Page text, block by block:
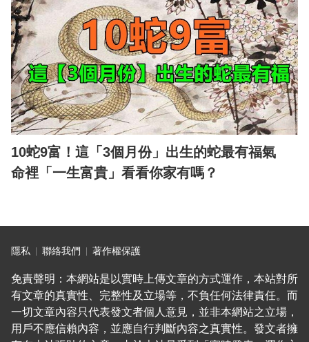
10蛇9富！這「3個月份」出生的蛇最有福氣
命裡「一生富貴」看看你家有嗎？
隱私 聯絡我們 著作權保護
免責聲明：本網站是以實時上傳文章的方式運作，本站對所
有文章的真實性、完整性及立場等，不負任何法律責任。而
一切文章內容只代表發文者個人意見，並非本網站之立場，
用戶不應信賴內容，並應自行判斷內容之真實性。發文者擁